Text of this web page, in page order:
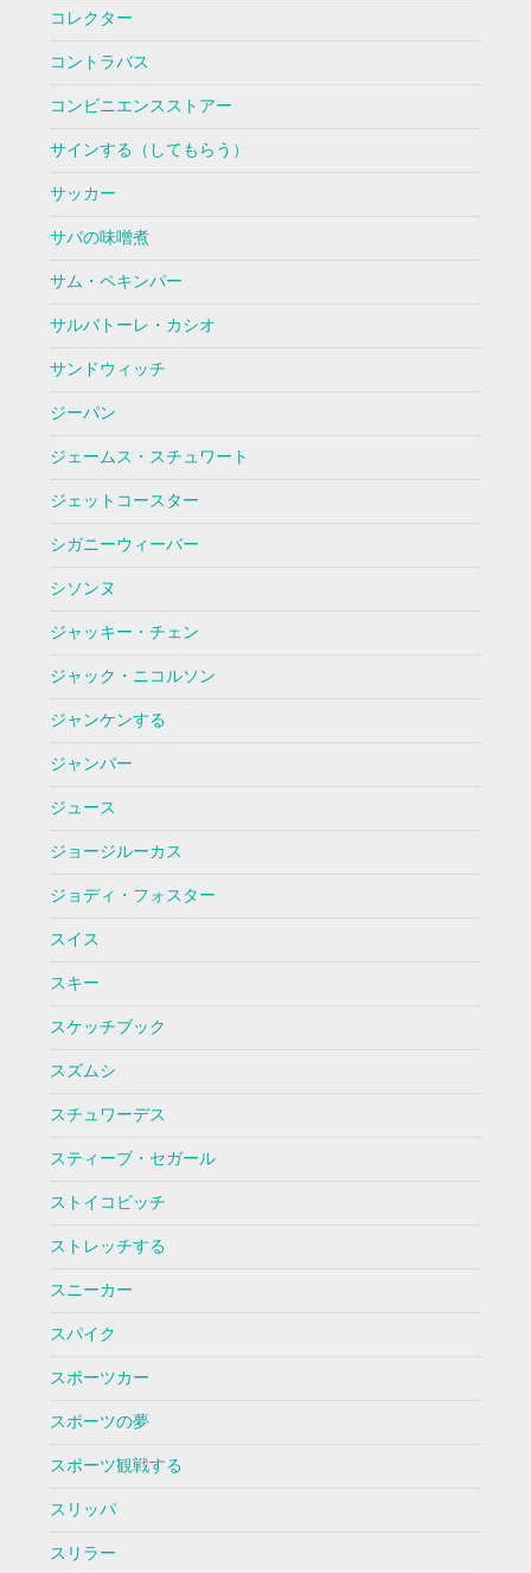
コレクター
コントラバス
コンビニエンスストアー
サインする（してもらう）
サッカー
サバの味噌煮
サム・ペキンパー
サルバトーレ・カシオ
サンドウィッチ
ジーパン
ジェームス・スチュワート
ジェットコースター
シガニーウィーバー
シソンヌ
ジャッキー・チェン
ジャック・ニコルソン
ジャンケンする
ジャンバー
ジュース
ジョージルーカス
ジョディ・フォスター
スイス
スキー
スケッチブック
スズムシ
スチュワーデス
スティーブ・セガール
ストイコビッチ
ストレッチする
スニーカー
スパイク
スポーツカー
スポーツの夢
スポーツ観戦する
スリッパ
スリラー